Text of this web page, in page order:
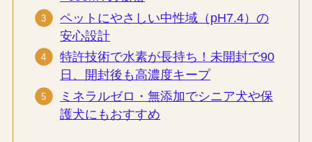
ペットにやさしい中性域（pH7.4）の
安心設計
特許技術で水素が長持ち！未開封で90
日、開封後も高濃度キープ
ミネラルゼロ・無添加でシニア犬や保
護犬にもおすすめ